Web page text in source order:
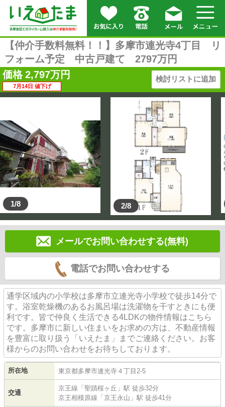
【仲介手数料無料！！】多摩市連光寺4丁目 リ
フォーム予定 中古戸建て 2797万円
価格 2,797万円
7月14日 値下げ
検討リストに追加
1/8 2/8
メールでお問い合わせする(無料)
電話でお問い合わせする
通学区域内の小学校は多摩市立連光寺小学校で徒歩14分で
す。浴室乾燥機のあるお風呂場は洗濯物を干すときにも便
利です。皆で仲良く生活できる4LDKの物件情報はこちら
です。多摩市に新しい住まいをお求めの方は、不動産情報
を豊富に取り扱う「いえたま」までご連絡ください。お客
様からのお問い合わせをお待ちしております。
所在地 東京都多摩市連光寺 ４丁目2-5
交通
京王線 「 聖蹟桜ヶ丘 」駅 徒歩32分
京王相模原線 「 京王永山 」駅 徒歩41分